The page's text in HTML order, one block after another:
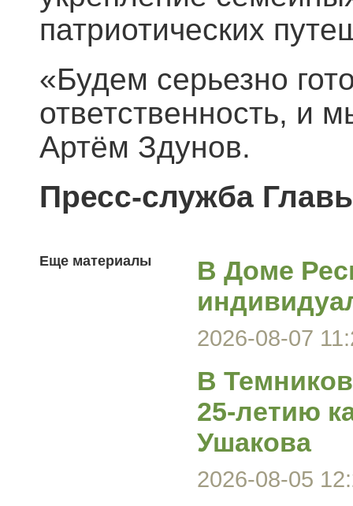
патриотических
«Будем серьезно
ответственность, и
Артём Здунов.
Пресс-служба
Еще материалы
В Доме
2026-08-07
В
25-летию
Ушакова
2026-08-05